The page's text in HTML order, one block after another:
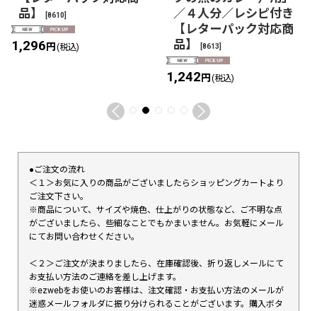
品】
[8610]
1,296円 (税込)
／４人分／レシピ付き
【レターパック対応商
品】
[8613]
1,242円 (税込)
●ご注文の流れ
＜１＞お気に入りの商品がございましたらショッピングカートより
ご注文下さい。
※商品について、サイズや焼色、仕上がりの状態など、ご不明な点
がございましたら、些細なことでもかまいません。お気軽にメール
にてお問い合わせください。
＜２＞ご注文が決まりましたら、在庫確認後、折り返しメールにて
お支払い方法のご連絡を差し上げます。
※ezwebをお使いのお客様は、注文確認・お支払い方法のメールが
迷惑メールフォルダに振り分けられることがございます。購入ボタ